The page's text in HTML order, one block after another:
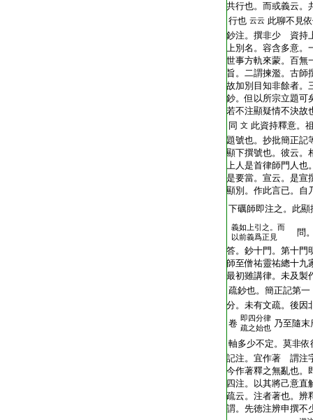
共行也。而或義云。
行也 云云 此聊不見
鈔注。撰非少 資持
上別名。容含多意。
世事方軌來蒙。百無
旨。二謂揀濫。古師
故加別目知非餘者。
鈔。但以所宗立題可
若不注顯疑情不決
同 文 此資持釋意。
題號也。抄批簡正記
顯下撰號也。彼云。
上人是首律師門人也
是要當。宣云。是宣
顯別。作此言已。自
下礪師即注之。此顯
義如上引之。而
以前義爲正見
問
答。鈔十門。第十門
師至僧祐靈祐總十九
最初雖講律。未及製
疏鈔也。簡正記第一
分。未有文疏。後因
卷 即四分律
疏之始也 乃至隨
軸多少不定。莫非
記注。宜作著 謂注
今作著釋之無亂也。
四注。以其將己意直
疏云。注者著也。辨
謂。先徳注辨申撰不